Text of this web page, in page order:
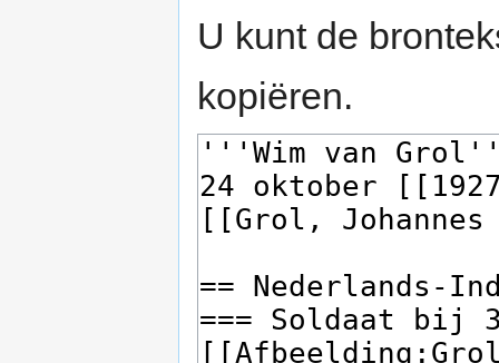
U kunt de
kopiëren.